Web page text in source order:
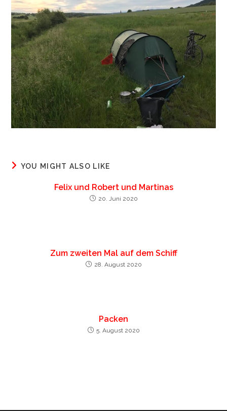
YOU MIGHT ALSO LIKE
Felix und Robert und Martinas
20. Juni 2020
Zum zweiten Mal auf dem Schiff
28. August 2020
Packen
5. August 2020